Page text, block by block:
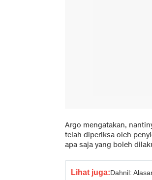
Argo mengatakan,
telah diperiksa oleh
apa saja yang boleh
Lihat juga:Dahnil: